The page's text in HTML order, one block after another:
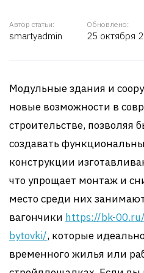
Автор статьи:
smartyadmin
Обновлено:
25 октября
Модульные здания и
новые возможности в
строительстве, позволяя
создавать
конструкции
что упрощает монтаж и
место среди них
вагончики https://bk-
bytovki/, которые
временного жилья или